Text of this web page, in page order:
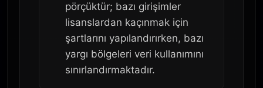
pörçüktür; bazı girişimler
lisanslardan kaçınmak için
şartlarını yapılandırırken, bazı
yargı bölgeleri veri kullanımını
sınırlandırmaktadır.